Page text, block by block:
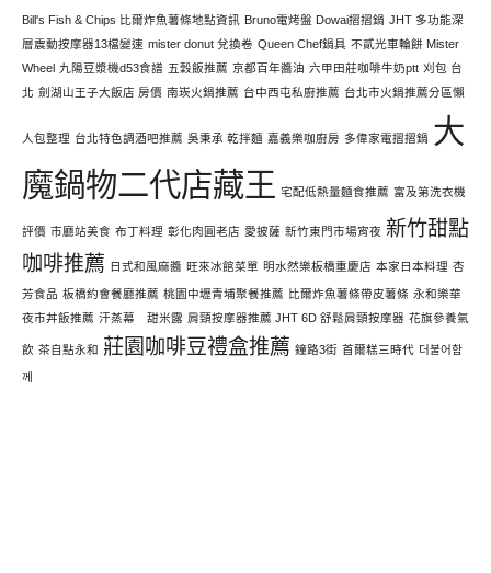
Bill's Fish & Chips 比爾炸魚薯條地點資訊 Bruno電烤盤 Dowai摺摺鍋 JHT 多功能深
層震動按摩器13檔變速 mister donut 兌換卷 Queen Chef鍋具 不貳光車輪餅 Mister
Wheel 九陽豆漿機d53食譜 五穀飯推薦 京都百年醬油 六甲田莊咖啡牛奶ptt 刈包 台
北 劍湖山王子大飯店 房價 南崁火鍋推薦 台中西屯私廚推薦 台北市火鍋推薦分區懶
人包整理 台北特色調酒吧推薦 吳秉承 乾拌麵 嘉義樂咖廚房 多偉家電摺摺鍋 大
魔鍋物二代店藏王 宅配低熱量麵食推薦 富及第洗衣機
評價 市廳站美食 布丁料理 彰化肉圓老店 愛披薩 新竹東門市場宵夜 新竹甜點
咖啡推薦 日式和風麻醬 旺來冰館菜單 明水然樂板橋重慶店 本家日本料理 杏
芳食品 板橋約會餐廳推薦 桃園中壢青埔聚餐推薦 比爾炸魚薯條帶皮薯條 永和樂華
夜市丼飯推薦 汗蒸幕 甜米露 肩頸按摩器推薦 JHT 6D 舒鬆肩頸按摩器 花旗參養氣
飲 茶自點永和 莊園咖啡豆禮盒推薦 鐘路3街 首爾糕三時代 더불어함
께